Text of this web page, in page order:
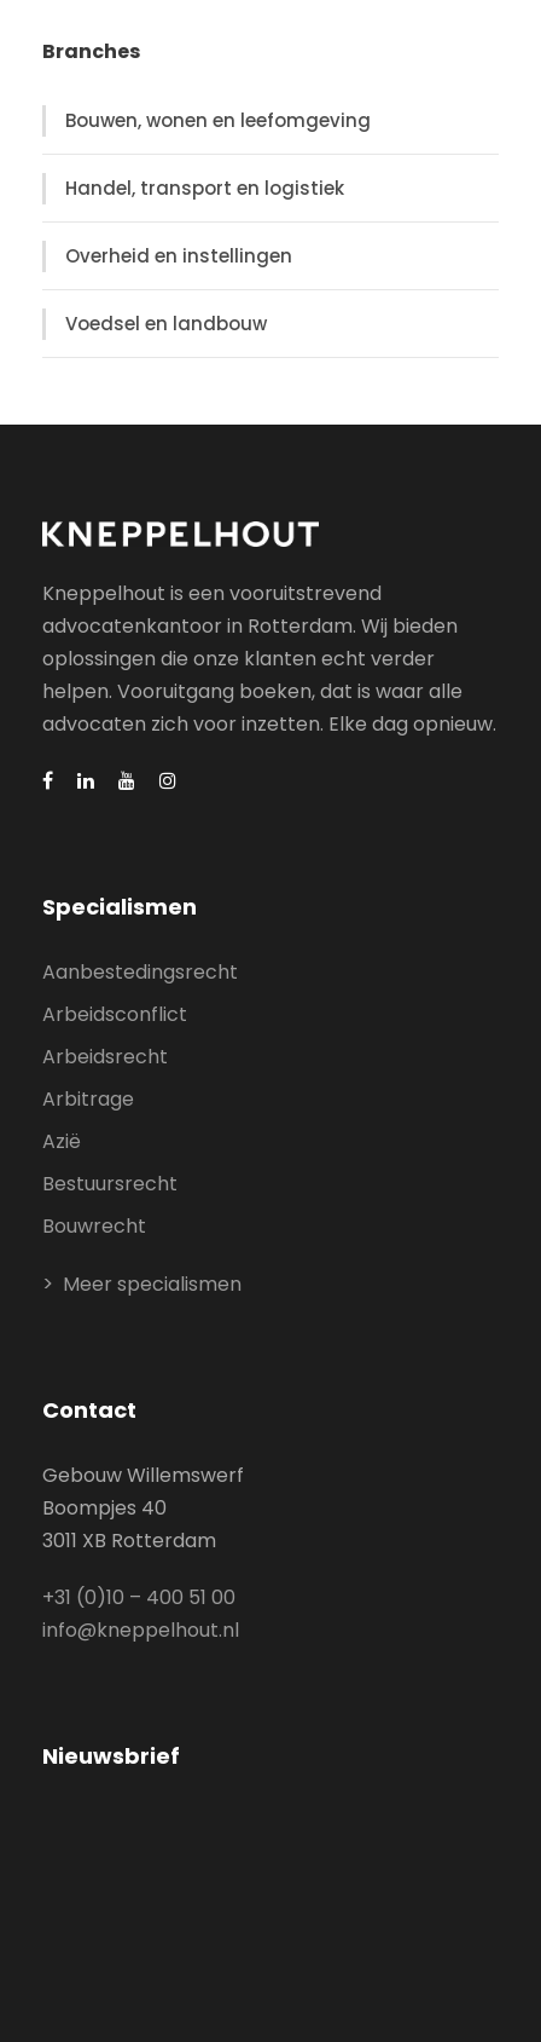
Branches
Bouwen, wonen en leefomgeving
Handel, transport en logistiek
Overheid en instellingen
Voedsel en landbouw
Kneppelhout is een vooruitstrevend
advocatenkantoor in Rotterdam. Wij bieden
oplossingen die onze klanten echt verder
helpen. Vooruitgang boeken, dat is waar alle
advocaten zich voor inzetten. Elke dag opnieuw.
Specialismen
Aanbestedingsrecht
Arbeidsconflict
Arbeidsrecht
Arbitrage
Azië
Bestuursrecht
Bouwrecht
Meer specialismen
Contact
Gebouw Willemswerf
Boompjes 40
3011 XB Rotterdam
+31 (0)10 – 400 51 00
info@kneppelhout.nl
Nieuwsbrief